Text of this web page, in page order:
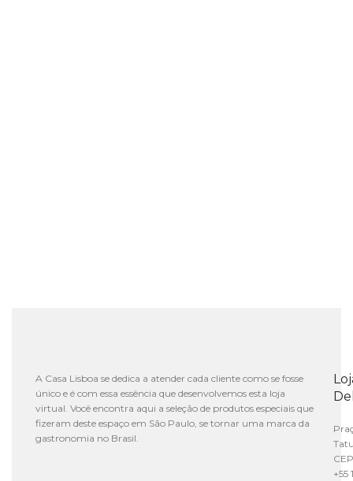
A Casa Lisboa se dedica a atender cada cliente como se fosse
único e é com essa essência que desenvolvemos esta loja
virtual. Você encontra aqui a seleção de produtos especiais que
fizeram deste espaço em São Paulo, se tornar uma marca da
gastronomia no Brasil.
+55